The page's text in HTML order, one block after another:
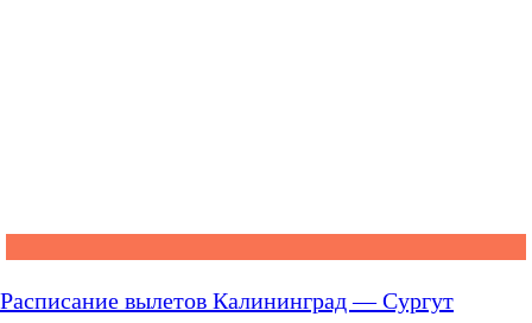
Расписание вылетов Калининград — Сургут